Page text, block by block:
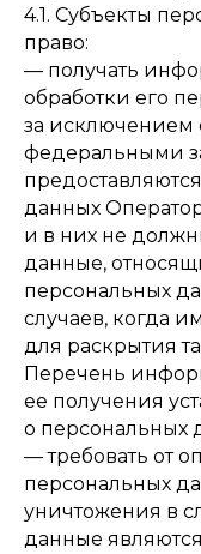
4.1. Субъекты
право:
— получать
обработки его
за исключением
федеральными
данных
и в них не
данные,
персональных
случаев, когда
для раскрытия
Перечень
ее получения
о персональных
— требовать от
персональных
уничтожения в
данные